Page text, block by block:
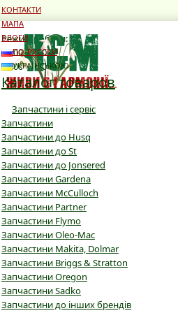
Режим роботи:
10:00 - 19:00
10:00 - 16:00
Каталог товаров
Запчастини і сервіс
Запчастини
Запчастини до Husq
Запчастини до St
Запчастини до Jonsered
Запчастини Gardena
Запчастини McCulloch
Запчастини Partner
Запчастини Flymo
Запчастини Oleo-Mac
Запчастини Makita, Dolmar
Запчастини Briggs & Stratton
Запчастини Oregon
Запчастини Sadko
Запчастини до інших брендів
КОНТАКТИ
МАПА
БЛОГИ
ПО-РУССКИ
УКРАЇНСЬКОЮ